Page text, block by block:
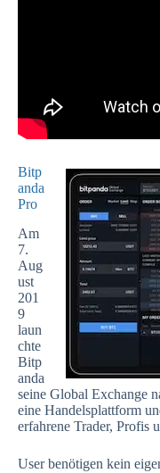
Bitp
anda
Pro
Am
7.
Aug
ust
201
9
laun
chte
Bitp
anda
seine Global Exchange
eine Handelsplattform
erfahrene Trader, Profis
User benötigen kein